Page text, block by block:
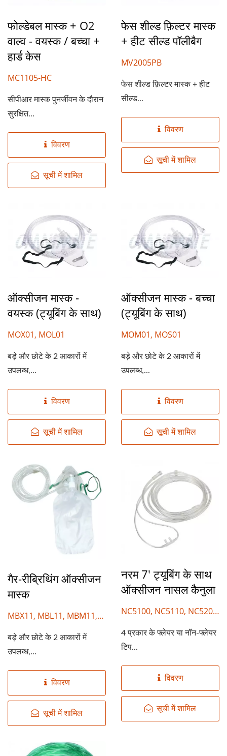
फोल्डेबल मास्क + O2
वाल्व - वयस्क / बच्चा +
हार्ड केस
MC1105-HC
सीपीआर मास्क पुनर्जीवन के दौरान
सुरक्षित...
विवरण
सूची में शामिल
फेस शील्ड फ़िल्टर मास्क
+ हीट सील्ड पॉलीबैग
MV2005PB
फेस शील्ड फ़िल्टर मास्क + हीट
सील्ड...
विवरण
सूची में शामिल
ऑक्सीजन मास्क -
वयस्क (ट्यूबिंग के साथ)
MOX01, MOL01
बड़े और छोटे के 2 आकारों में
उपलब्ध,...
विवरण
सूची में शामिल
ऑक्सीजन मास्क - बच्चा
(ट्यूबिंग के साथ)
MOM01, MOS01
बड़े और छोटे के 2 आकारों में
उपलब्ध,...
विवरण
सूची में शामिल
गैर-रीब्रिथिंग ऑक्सीजन
मास्क
MBX11, MBL11, MBM11,
MBS11
बड़े और छोटे के 2 आकारों में
उपलब्ध,...
विवरण
सूची में शामिल
नरम 7' ट्यूबिंग के साथ
ऑक्सीजन नासल कैनुला
NC5100, NC5110, NC5200,
NC5210
4 प्रकार के फ्लेयर या नॉन-फ्लेयर
टिप...
विवरण
सूची में शामिल